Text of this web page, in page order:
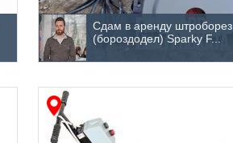
Сдам в аренду штроборез
(бороздодел) Sparky F...